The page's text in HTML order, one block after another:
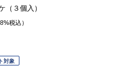
（３個入）
8%税込）
対象